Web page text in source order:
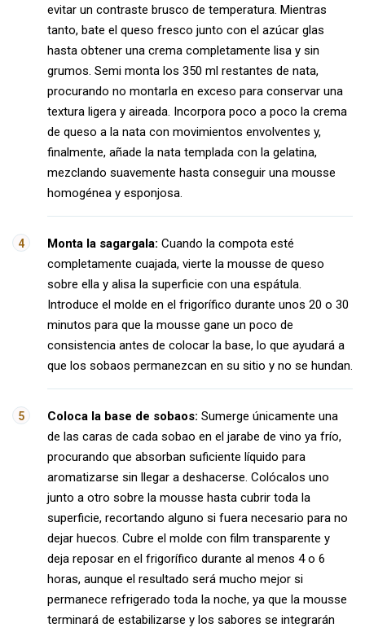
evitar un contraste brusco de temperatura. Mientras
tanto, bate el queso fresco junto con el azúcar glas
hasta obtener una crema completamente lisa y sin
grumos. Semi monta los 350 ml restantes de nata,
procurando no montarla en exceso para conservar una
textura ligera y aireada. Incorpora poco a poco la crema
de queso a la nata con movimientos envolventes y,
finalmente, añade la nata templada con la gelatina,
mezclando suavemente hasta conseguir una mousse
homogénea y esponjosa.
Monta la sagargala: Cuando la compota esté
completamente cuajada, vierte la mousse de queso
sobre ella y alisa la superficie con una espátula.
Introduce el molde en el frigorífico durante unos 20 o 30
minutos para que la mousse gane un poco de
consistencia antes de colocar la base, lo que ayudará a
que los sobaos permanezcan en su sitio y no se hundan.
Coloca la base de sobaos: Sumerge únicamente una
de las caras de cada sobao en el jarabe de vino ya frío,
procurando que absorban suficiente líquido para
aromatizarse sin llegar a deshacerse. Colócalos uno
junto a otro sobre la mousse hasta cubrir toda la
superficie, recortando alguno si fuera necesario para no
dejar huecos. Cubre el molde con film transparente y
deja reposar en el frigorífico durante al menos 4 o 6
horas, aunque el resultado será mucho mejor si
permanece refrigerado toda la noche, ya que la mousse
terminará de estabilizarse y los sabores se integrarán